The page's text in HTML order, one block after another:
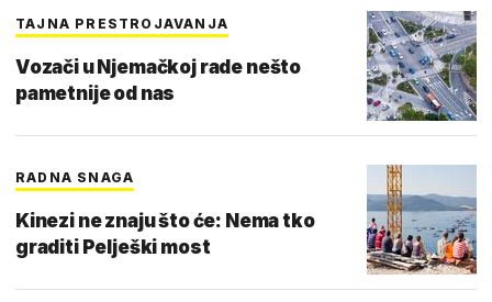
TAJNA PRESTROJAVANJA
Vozači u Njemačkoj rade nešto
pametnije od nas
RADNA SNAGA
Kinezi ne znaju što će: Nema tko
graditi Pelješki most